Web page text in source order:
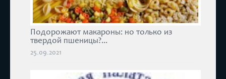
Подорожают макароны: но только из
твердой пшеницы?...
25.09.2021